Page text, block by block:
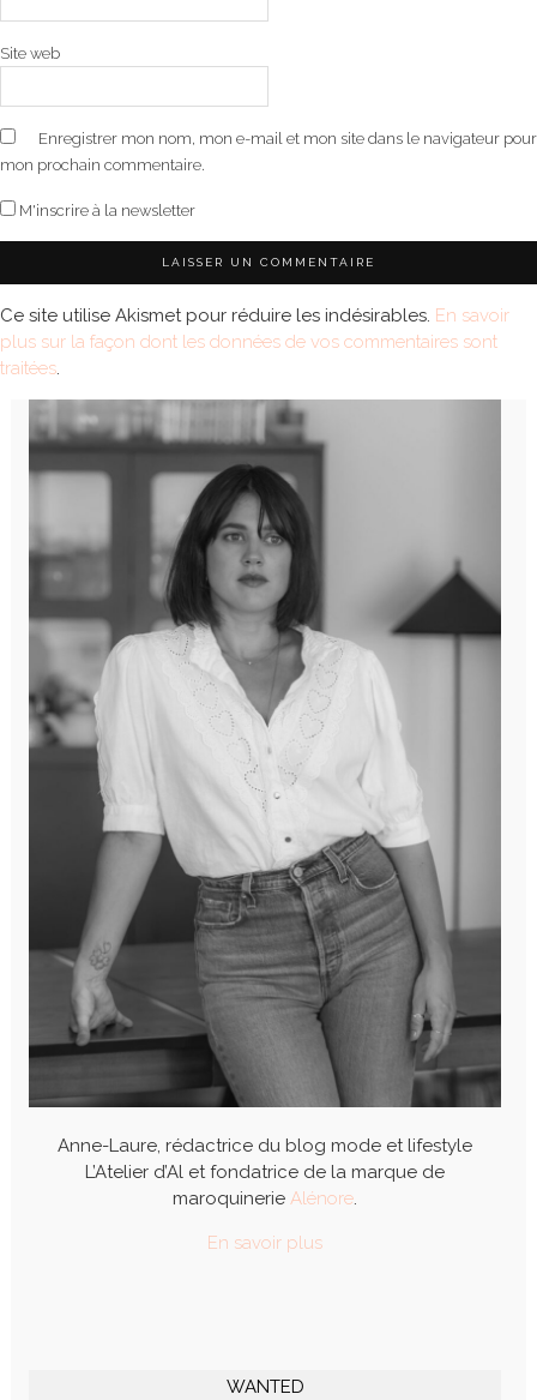
Site web
Enregistrer mon nom, mon e-mail et mon site dans le navigateur pour
mon prochain commentaire.
M'inscrire à la newsletter
Ce site utilise Akismet pour réduire les indésirables. En savoir
plus sur la façon dont les données de vos commentaires sont
traitées.
Anne-Laure, rédactrice du blog mode et lifestyle
L’Atelier d’Al et fondatrice de la marque de
maroquinerie Alénore.
En savoir plus
WANTED